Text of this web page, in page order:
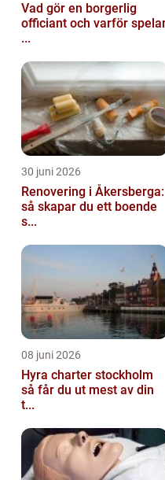
Vad gör en borgerlig
officiant och varför spelar
...
30 juni 2026
Renovering i Åkersberga:
så skapar du ett boende
s...
08 juni 2026
Hyra charter stockholm
så får du ut mest av din
t...